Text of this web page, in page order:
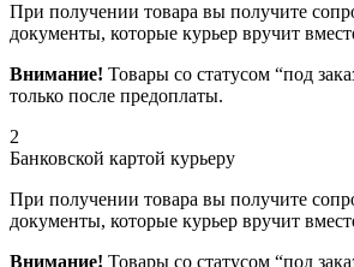
При получении товара вы получите
документы, которые курьер вручит
Внимание! Товары со статусом “под
только после предоплаты.
2
Банковской картой курьеру
При получении товара вы получите
документы, которые курьер вручит
Внимание! Товары со статусом “под